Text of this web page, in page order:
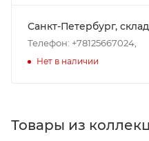
Санкт-Петербург,
Телефон: +78125667024,
Нет в наличии
Товары из